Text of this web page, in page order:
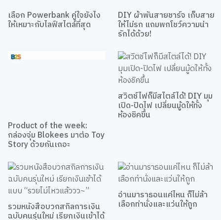
เลือก Powerbank คู่ใจยังไง
ให้เหมาะกับไลฟ์สไตล์ที่สุด
DIY ผ้าพันสายชาร์จ เก็บสาย
ให้ไม่รก แถมพกโชว์ความน่า
Product of the week:
กล่องจุ่ม Blokees มาต่อ Toy
สวิตช์ไฟก็มีสไตล์ได้! DIY มุม
เปิด-ปิดไฟ เปลี่ยนมู้ดให้ทั้ง
รวมหนังสือบวกสกิลการเงิน
อ่านมาราธอนแค่ไหน ก็ไม่ล้า
เลือกท่านั่งและแว่นให้ถูก